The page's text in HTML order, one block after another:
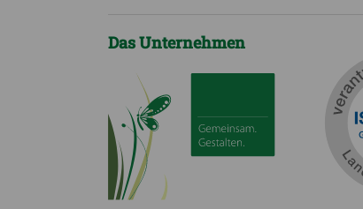
Das Unternehmen